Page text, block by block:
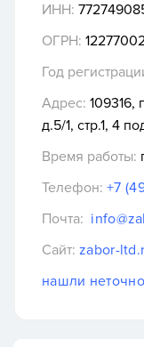
ИНН:
ОГРН:
Год
Адрес: 109316,
д.5/1, стр.1, 4
Время работы:
Телефон: +7
Почта:
Сайт: zabor-
нашли